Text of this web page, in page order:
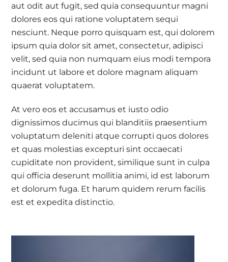
aut odit aut fugit, sed quia consequuntur magni
dolores eos qui ratione voluptatem sequi
nesciunt. Neque porro quisquam est, qui dolorem
ipsum quia dolor sit amet, consectetur, adipisci
velit, sed quia non numquam eius modi tempora
incidunt ut labore et dolore magnam aliquam
quaerat voluptatem.
At vero eos et accusamus et iusto odio
dignissimos ducimus qui blanditiis praesentium
voluptatum deleniti atque corrupti quos dolores
et quas molestias excepturi sint occaecati
cupiditate non provident, similique sunt in culpa
qui officia deserunt mollitia animi, id est laborum
et dolorum fuga. Et harum quidem rerum facilis
est et expedita distinctio.